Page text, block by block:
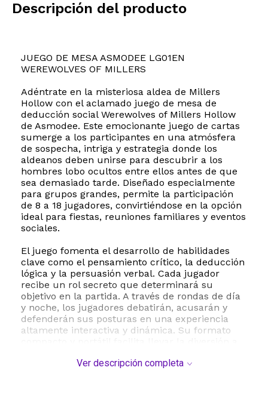
Descripción del producto
JUEGO DE MESA ASMODEE LG01EN
WEREWOLVES OF MILLERS
Adéntrate en la misteriosa aldea de Millers
Hollow con el aclamado juego de mesa de
deducción social Werewolves of Millers Hollow
de Asmodee. Este emocionante juego de cartas
sumerge a los participantes en una atmósfera
de sospecha, intriga y estrategia donde los
aldeanos deben unirse para descubrir a los
hombres lobo ocultos entre ellos antes de que
sea demasiado tarde. Diseñado especialmente
para grupos grandes, permite la participación
de 8 a 18 jugadores, convirtiéndose en la opción
ideal para fiestas, reuniones familiares y eventos
sociales.
El juego fomenta el desarrollo de habilidades
clave como el pensamiento crítico, la deducción
lógica y la persuasión verbal. Cada jugador
recibe un rol secreto que determinará su
objetivo en la partida. A través de rondas de día
y noche, los jugadores debatirán, acusarán y
defenderán sus posturas en una experiencia
altamente interactiva y dinámica. Su formato
Ver descripción completa